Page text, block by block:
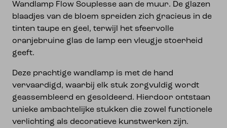
Wandlamp Flow Souplesse aan de muur. De glazen
blaadjes van de bloem spreiden zich gracieus in de
tinten taupe en geel, terwijl het sfeervolle
oranjebruine glas de lamp een vleugje stoerheid
geeft.
Deze prachtige wandlamp is met de hand
vervaardigd, waarbij elk stuk zorgvuldig wordt
geassembleerd en gesoldeerd. Hierdoor ontstaan
unieke ambachtelijke stukken die zowel functionele
verlichting als decoratieve kunstwerken zijn.